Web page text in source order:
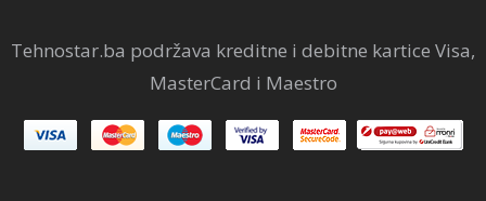
Tehnostar.ba podržava kreditne i debitne kartice Visa,
MasterCard i Maestro